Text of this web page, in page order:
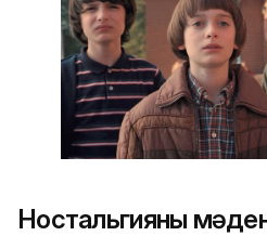
Ностальгияны